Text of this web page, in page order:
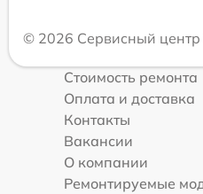
© 2026 Сервисный центр
Стоимость ремонта
Оплата и доставка
Контакты
Вакансии
О компании
Ремонтируемые